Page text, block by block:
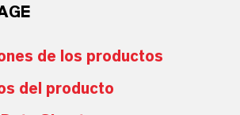
de los productos
del producto